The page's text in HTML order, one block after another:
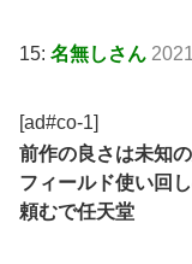
15: 名無しさん
[ad#co-1]
前作の良さは未知
フィールド使い回
頼むで任天堂